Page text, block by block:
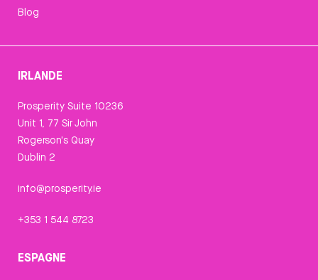
Blog
IRLANDE
Prosperity Suite 10236
Unit 1, 77 Sir John
Rogerson's Quay
Dublin 2
info@prosperity.ie
+353 1 544 8723
ESPAGNE